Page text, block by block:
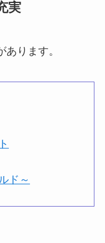
実
ります。
ド～